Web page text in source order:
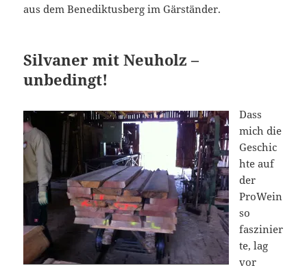
aus dem Benediktusberg im Gärständer.
Silvaner mit Neuholz –
unbedingt!
Dass
mich die
Geschic
hte auf
der
ProWein
so
faszinier
te, lag
vor